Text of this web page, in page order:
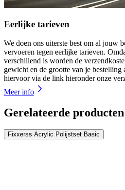
Eerlijke tarieven
We doen ons uiterste best om al jouw
vervoeren tegen eerlijke tarieven.
verschillend is worden de
gewicht en de grootte van je
hiervoor via de link hieronder onze
Meer info
Gerelateerde producten
Fixxerss Acrylic Polijstset Basic